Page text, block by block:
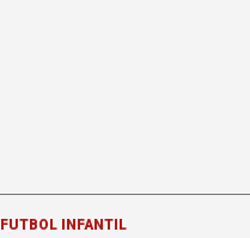
FÚTBOL INFANTIL